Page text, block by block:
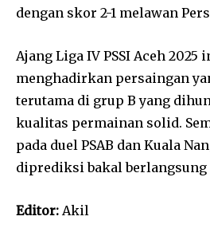
dengan skor 2-1 melawan
Ajang Liga IV PSSI Aceh 2025
menghadirkan persaingan
terutama di grup B yang
kualitas permainan solid.
pada duel PSAB dan Kuala
diprediksi bakal berlangsung
Editor: Akil